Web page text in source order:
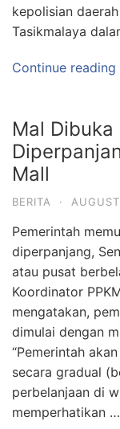
kepolisian
Tasikmalaya
Continue
Mal Dibuka
Mall
BERITA ·
Pemerintah
diperpanjang,
atau pusat
Koordinator
mengatakan,
dimulai dengan
“Pemerintah
secara gradual
perbelanjaan di
memperhatikan …